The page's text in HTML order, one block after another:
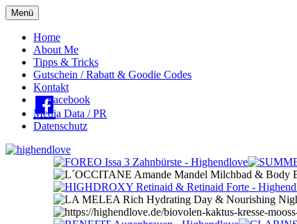
Menü
Oberes
Menü
Home
About Me
Tipps & Tricks
Gutschein / Rabatt & Goodie Codes
Kontakt
Facebook
Media Data / PR
Datenschutz